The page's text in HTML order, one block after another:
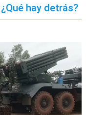
hay detrás?